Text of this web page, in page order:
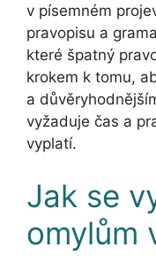
v písemném
pravopisu a
které špatný
krokem k tomu,
a
vyžaduje čas a
vyplatí.
Jak se
omylům